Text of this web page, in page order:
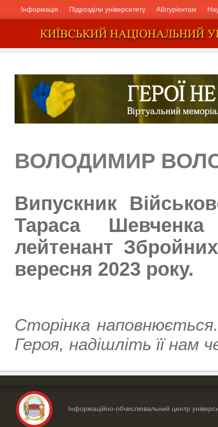
Інформація Підрозділи університету Абітурієнтам
ВОЛОДИМИР
Випускник
Тараса
лейтенант
вересня 2023 року.
Сторінка
Героя, надішліть її нам
Інформаційно-обчислювальний центр